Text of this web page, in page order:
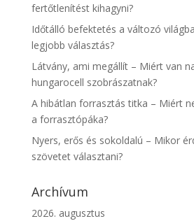
fertőtlenítést kihagyni?
Időtálló befektetés a változó
legjobb választás?
Látvány, ami megállít – Miért van
hungarocell szobrászatnak?
A hibátlan forrasztás titka – Miért
a forrasztópáka?
Nyers, erős és sokoldalú – Mikor
szövetet választani?
Archívum
2026. augusztus